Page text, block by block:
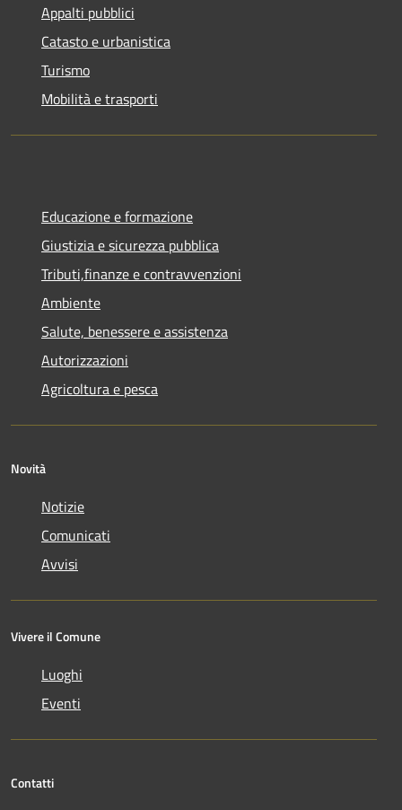
Appalti pubblici
Catasto e urbanistica
Turismo
Mobilità e trasporti
Educazione e formazione
Giustizia e sicurezza pubblica
Tributi,finanze e contravvenzioni
Ambiente
Salute, benessere e assistenza
Autorizzazioni
Agricoltura e pesca
Novità
Notizie
Comunicati
Avvisi
Vivere il Comune
Luoghi
Eventi
Contatti